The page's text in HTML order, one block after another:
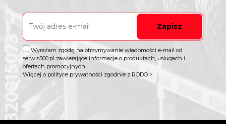
Zapisz
Wyrażam zgodę na otrzymywanie wiadomości e-mail od
serwis500.pl zawierające informacje o produktach, usługach i
ofertach promocyjnych.
Więcej o polityce prywatności zgodnie z RODO >